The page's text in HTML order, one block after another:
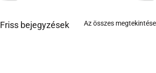
Friss bejegyzések Az összes megtekintése